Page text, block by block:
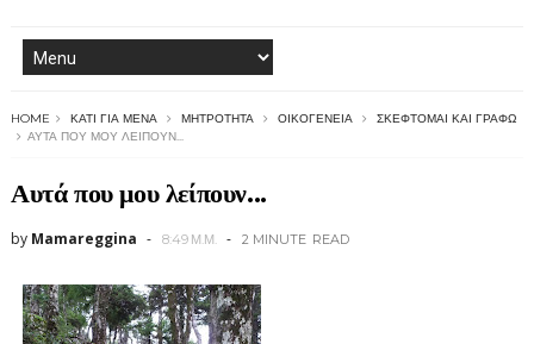
HOME ΚΆΤΙ ΓΙΑ ΜΈΝΑ ΜΗΤΡΌΤΗΤΑ ΟΙΚΟΓΈΝΕΙΑ
ΣΚΈΦΤΟΜΑΙ ΚΑΙ ΓΡΆΦΩ
ΑΥΤΆ ΠΟΥ ΜΟΥ ΛΕΊΠΟΥΝ...
Αυτά που μου λείπουν...
by Mamareggina 8:49 Μ.Μ. 2 MINUTE READ